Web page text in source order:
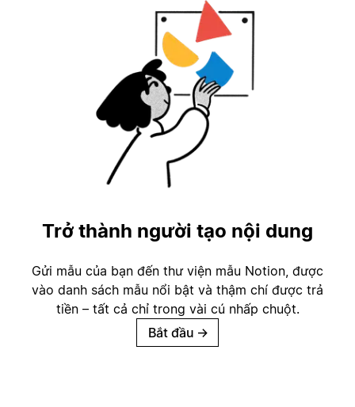
Trở thành người tạo nội dung
Gửi mẫu của bạn đến thư viện mẫu Notion, được
vào danh sách mẫu nổi bật và thậm chí được trả
tiền – tất cả chỉ trong vài cú nhấp chuột.
Bắt đầu →